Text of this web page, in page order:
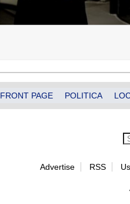
FRONT PAGE POLITICA
Advertise RSS